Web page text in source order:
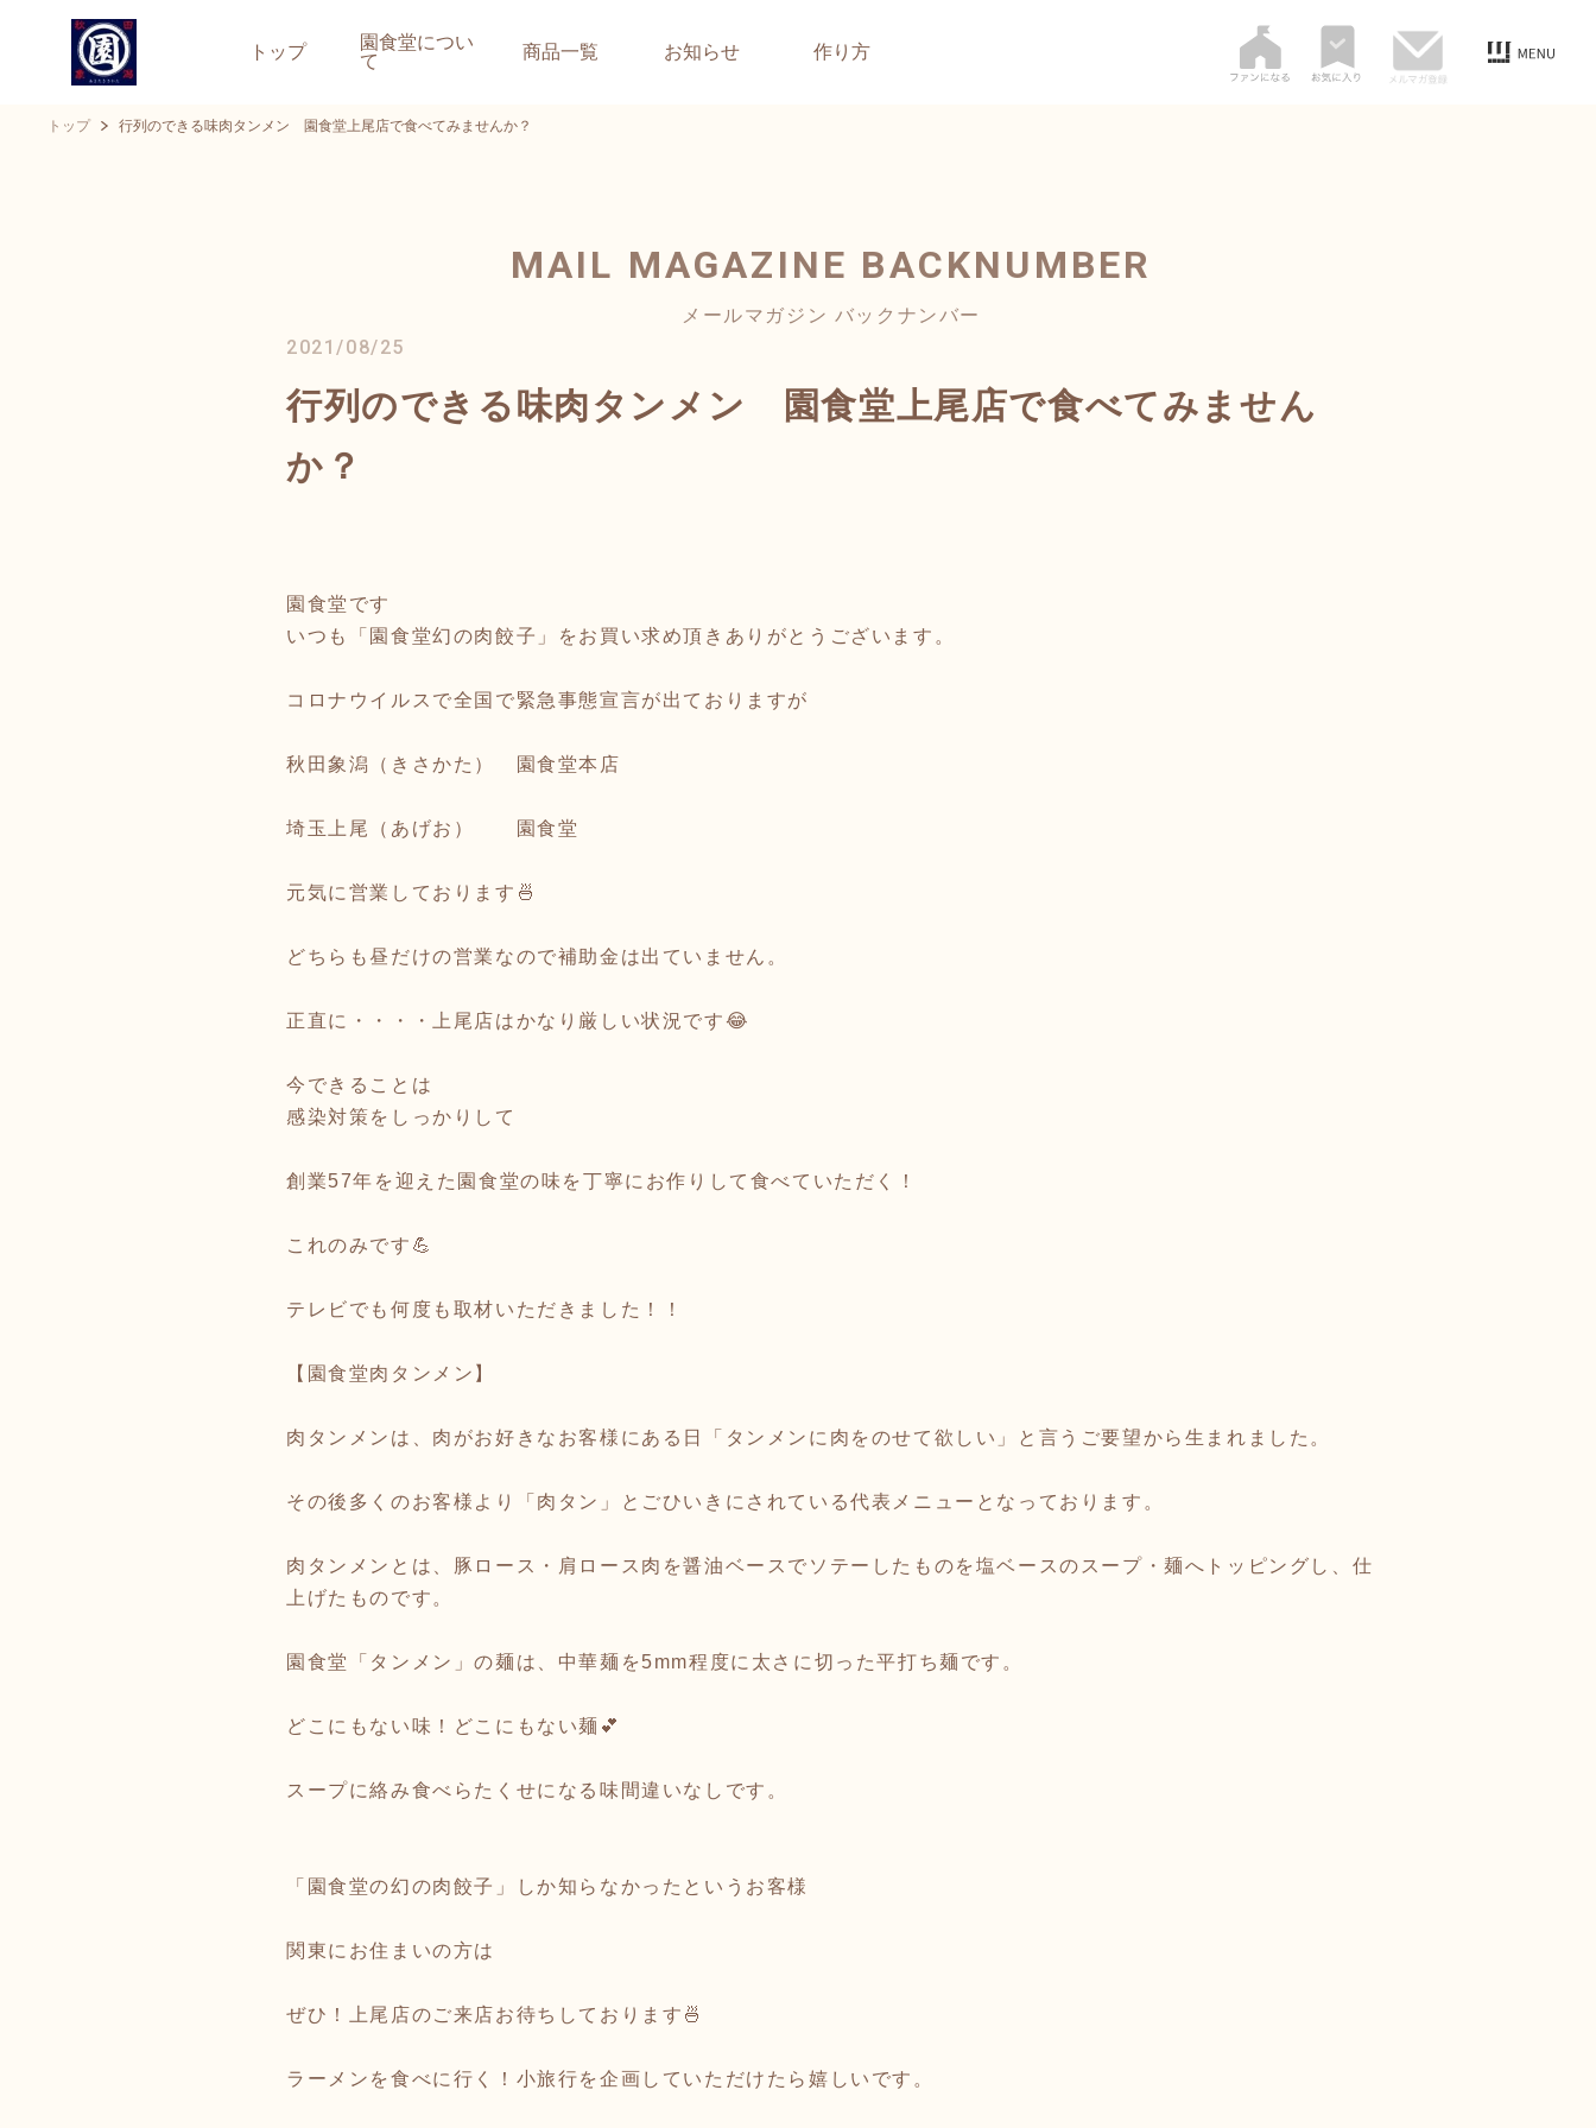
トップ
園食堂につい
て
商品一覧 お知らせ 作り方
トップ 行列のできる味肉タンメン 園食堂上尾店で食べてみませんか？
MAIL MAGAZINE BACKNUMBER
メールマガジン バックナンバー
2021/08/25
行列のできる味肉タンメン 園食堂上尾店で食べてみません
か？
園食堂です
いつも「園食堂幻の肉餃子」をお買い求め頂きありがとうございます。
コロナウイルスで全国で緊急事態宣言が出ておりますが
秋田象潟（きさかた） 園食堂本店
埼玉上尾（あげお） 園食堂
元気に営業しております🍜
どちらも昼だけの営業なので補助金は出ていません。
正直に・・・・上尾店はかなり厳しい状況です😂
今できることは
感染対策をしっかりして
創業57年を迎えた園食堂の味を丁寧にお作りして食べていただく！
これのみです💪
テレビでも何度も取材いただきました！！
【園食堂肉タンメン】
肉タンメンは、肉がお好きなお客様にある日「タンメンに肉をのせて欲しい」と言うご要望から生まれました。
その後多くのお客様より「肉タン」とごひいきにされている代表メニューとなっております。
肉タンメンとは、豚ロース・肩ロース肉を醤油ベースでソテーしたものを塩ベースのスープ・麺へトッピングし、仕
上げたものです。
園食堂「タンメン」の麺は、中華麺を5mm程度に太さに切った平打ち麺です。
どこにもない味！どこにもない麺💕
スープに絡み食べらたくせになる味間違いなしです。
「園食堂の幻の肉餃子」しか知らなかったというお客様
関東にお住まいの方は
ぜひ！上尾店のご来店お待ちしております🍜
ラーメンを食べに行く！小旅行を企画していただけたら嬉しいです。